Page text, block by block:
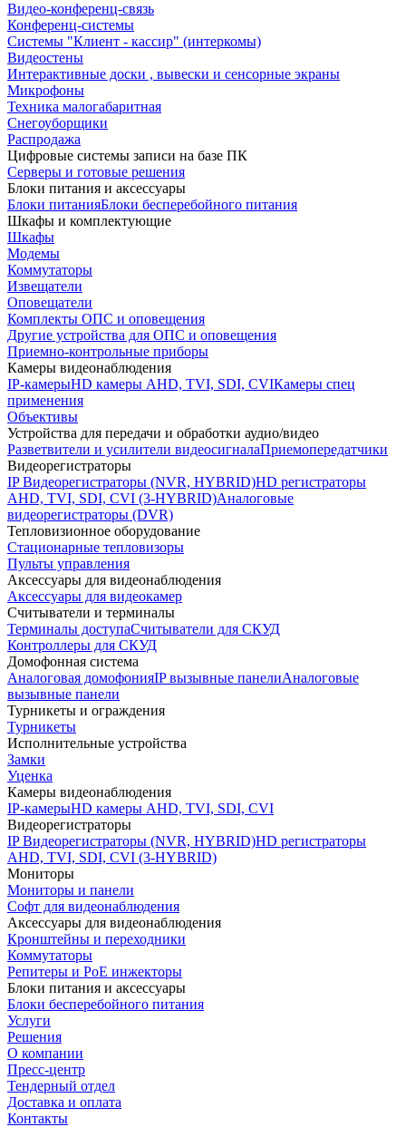
Видео-конференц-связь
Конференц-системы
Системы "Клиент - кассир" (интеркомы)
Видеостены
Интерактивные доски , вывески и сенсорные экраны
Микрофоны
Техника малогабаритная
Снегоуборщики
Распродажа
Цифровые системы записи на базе ПК
Серверы и готовые решения
Блоки питания и аксессуары
Блоки питанияБлоки бесперебойного питания
Шкафы и комплектующие
Шкафы
Модемы
Коммутаторы
Извещатели
Оповещатели
Комплекты ОПС и оповещения
Другие устройства для ОПС и оповещения
Приемно-контрольные приборы
Камеры видеонаблюдения
IP-камерыHD камеры AHD, TVI, SDI, CVIКамеры спец
применения
Объективы
Устройства для передачи и обработки аудио/видео
Разветвители и усилители видеосигналаПриемопередатчики
Видеорегистраторы
IP Видеорегистраторы (NVR, HYBRID)HD регистраторы
AHD, TVI, SDI, CVI (3-HYBRID)Аналоговые
видеорегистраторы (DVR)
Тепловизионное оборудование
Стационарные тепловизоры
Пульты управления
Аксессуары для видеонаблюдения
Аксессуары для видеокамер
Считыватели и терминалы
Терминалы доступаСчитыватели для СКУД
Контроллеры для СКУД
Домофонная система
Аналоговая домофонияIP вызывные панелиАналоговые
вызывные панели
Турникеты и ограждения
Турникеты
Исполнительные устройства
Замки
Уценка
Камеры видеонаблюдения
IP-камерыHD камеры AHD, TVI, SDI, CVI
Видеорегистраторы
IP Видеорегистраторы (NVR, HYBRID)HD регистраторы
AHD, TVI, SDI, CVI (3-HYBRID)
Мониторы
Мониторы и панели
Софт для видеонаблюдения
Аксессуары для видеонаблюдения
Кронштейны и переходники
Коммутаторы
Репитеры и PoE инжекторы
Блоки питания и аксессуары
Блоки бесперебойного питания
Услуги
Решения
О компании
Пресс-центр
Тендерный отдел
Доставка и оплата
Контакты